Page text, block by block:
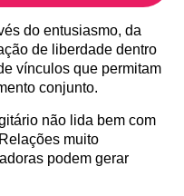
do entusiasmo, da
de liberdade dentro
vínculos que permitam
conjunto.
não lida bem com
muito
podem gerar